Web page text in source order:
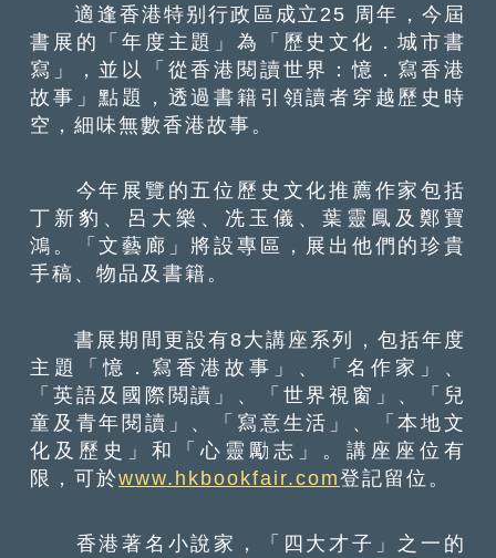
適逢香港特别行政區成立25 周年，今屆
書展的「年度主題」為「歷史文化．城市書
寫」，並以「從香港閱讀世界：憶．寫香港
故事」點題，透過書籍引領讀者穿越歷史時
空，細味無數香港故事。
今年展覽的五位歷史文化推薦作家包括
丁新豹、呂大樂、冼玉儀、葉靈鳳及鄭寶
鴻。「文藝廊」將設專區，展出他們的珍貴
手稿、物品及書籍。
書展期間更設有8大講座系列，包括年度
主題「憶．寫香港故事」、「名作家」、
「英語及國際閲讀」、「世界視窗」、「兒
童及青年閱讀」、「寫意生活」、「本地文
化及歷史」和「心靈勵志」。講座座位有
限，可於www.hkbookfair.com登記留位。
香港著名小說家，「四大才子」之一的